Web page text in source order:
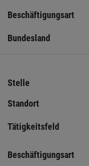
Beschäftigungsart
Bundesland
Stelle
Standort
Tätigkeitsfeld
Beschäftigungsart